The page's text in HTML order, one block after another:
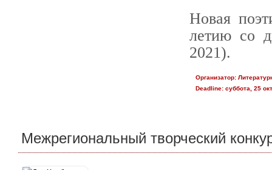
Новая
летию со
2021).
Организатор:
Deadline:суббота, 25
Межрегиональный творческий